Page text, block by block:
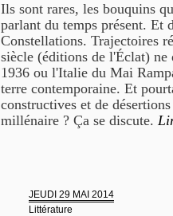
Ils sont rares, les bouquins
parlant du temps présent. Et
Constellations. Trajectoires
siècle (éditions de l'Éclat) ne
1936 ou l'Italie du Mai
terre contemporaine. Et
constructives et de
millénaire ? Ça se discute.
JEUDI 29 MAI 2014
Littérature